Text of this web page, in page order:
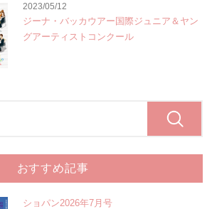
2023/05/12
ジーナ・バッカウアー国際ジュニア＆ヤン
グアーティストコンクール
おすすめ記事
ショパン2026年7月号